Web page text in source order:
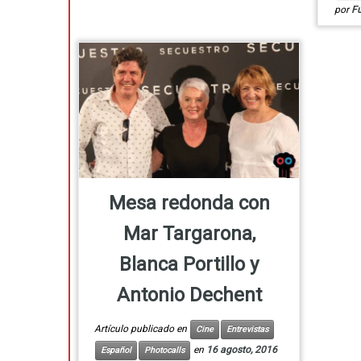
por
Mesa redonda con
Mar Targarona,
Blanca Portillo y
Antonio Dechent
Artículo publicado en Cine
Entrevistas
Español
Photocalls en 16 agosto, 2016